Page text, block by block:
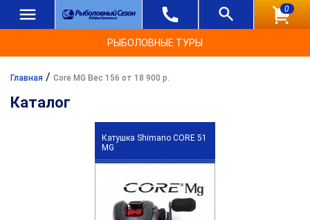
0
РЫБОЛОВНЫЕ ТУРЫ
Главная / Core MG Вес 156 от 18 900 р.
Каталог
Катушка Shimano CORE 51
MG